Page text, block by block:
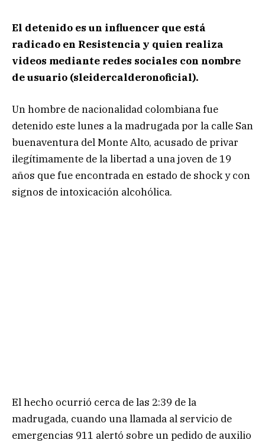
El detenido es un influencer que está
radicado en Resistencia y quien realiza
videos mediante redes sociales con nombre
de usuario (sleidercalderonoficial).
Un hombre de nacionalidad colombiana fue
detenido este lunes a la madrugada por la calle San
buenaventura del Monte Alto, acusado de privar
ilegítimamente de la libertad a una joven de 19
años que fue encontrada en estado de shock y con
signos de intoxicación alcohólica.
El hecho ocurrió cerca de las 2:39 de la
madrugada, cuando una llamada al servicio de
emergencias 911 alertó sobre un pedido de auxilio